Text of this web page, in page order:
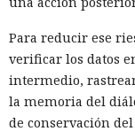
Para reducir ese
verificar los datos
intermedio,
la memoria del
de conservación